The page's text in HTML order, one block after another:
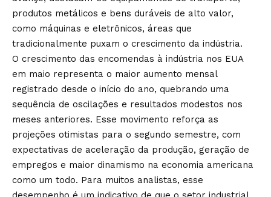
produtos metálicos e bens duráveis de alto valor,
como máquinas e eletrônicos, áreas que
tradicionalmente puxam o crescimento da indústria.
O crescimento das encomendas à indústria nos EUA
em maio representa o maior aumento mensal
registrado desde o início do ano, quebrando uma
sequência de oscilações e resultados modestos nos
meses anteriores. Esse movimento reforça as
projeções otimistas para o segundo semestre, com
expectativas de aceleração da produção, geração de
empregos e maior dinamismo na economia americana
como um todo. Para muitos analistas, esse